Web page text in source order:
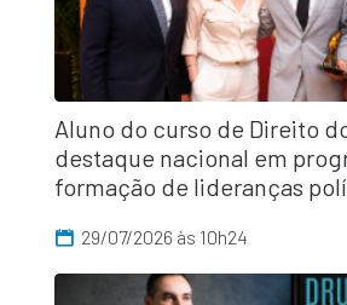
Aluno do curso de Direito
destaque nacional em
formação de lideranças
29/07/2026 às 10h24